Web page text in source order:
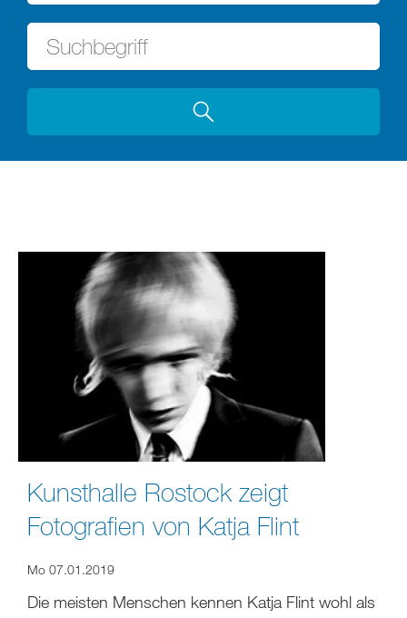
Kunsthalle Rostock zeigt
Fotografien von Katja Flint
Mo 07.01.2019
Die meisten Menschen kennen Katja Flint wohl als